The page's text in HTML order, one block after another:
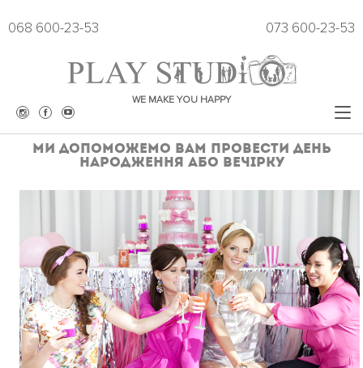
068 600-23-53 073 600-23-53
WE MAKE YOU HAPPY
РОЗКЛАД
ЦІНИ
ПРОКАТ ОДЯГУ
ПРОВЕДЕННЯ ЗАХОДІВ
ПОДАРУН СЕРТИФІКАТ
Ми допоможемо вам провести день
народження або вечірку